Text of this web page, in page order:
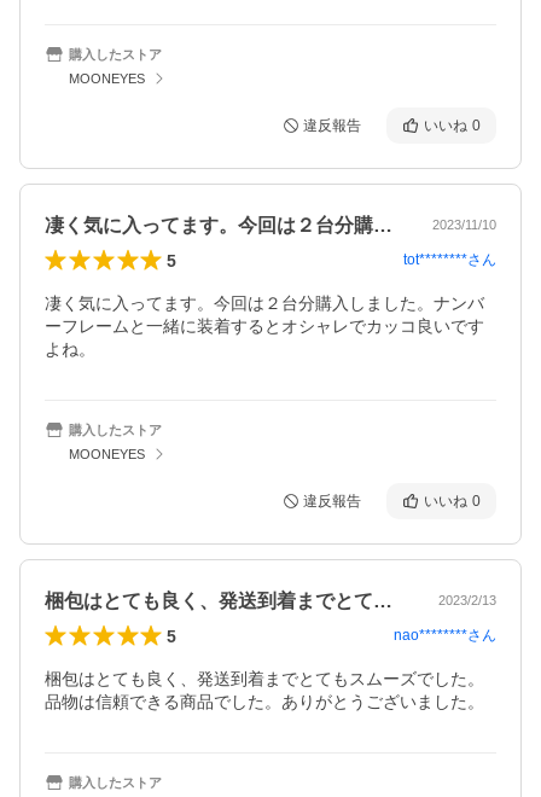
購入したストア
MOONEYES
違反報告 いいね 0
凄く気に入ってます。今回は２台分購入し… 2023/11/10
5 tot********さん
凄く気に入ってます。今回は２台分購入しました。ナンバ
ーフレームと一緒に装着するとオシャレでカッコ良いです
よね。
購入したストア
MOONEYES
違反報告 いいね 0
梱包はとても良く、発送到着までとてもス… 2023/2/13
5 nao********さん
梱包はとても良く、発送到着までとてもスムーズでした。
品物は信頼できる商品でした。ありがとうございました。
購入したストア